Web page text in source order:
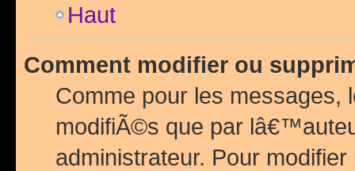
Haut
Comment modifier ou
Comme pour les messages,
modifiÃ©s que par
administrateur. Pour